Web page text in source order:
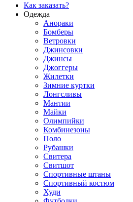
Как заказать?
Одежда
Анораки
Бомберы
Ветровки
Джинсовки
Джинсы
Джоггеры
Жилетки
Зимние куртки
Лонгсливы
Мантии
Майки
Олимпийки
Комбинезоны
Поло
Рубашки
Свитера
Свитшот
Спортивные штаны
Спортивный костюм
Худи